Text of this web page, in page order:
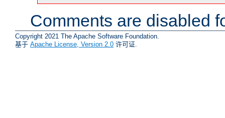
Comments are disabled
Copyright 2021 The Apache Software Foundation.
基于 Apache License, Version 2.0 许可证.